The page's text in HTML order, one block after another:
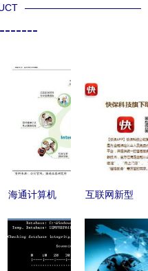
海通计算机
深度 医疗
信息化业务
互联网新型
大童快保
App全面介